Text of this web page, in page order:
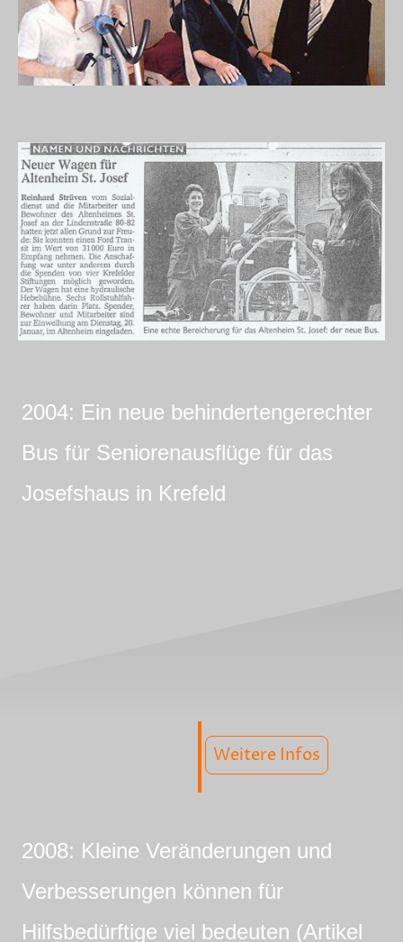
2004: Ein neue behindertengerechter
Bus für Seniorenausflüge für das
Josefshaus in Krefeld
Weitere Infos
2008: Kleine Veränderungen und
Verbesserungen können für
Hilfsbedürftige viel bedeuten (Artikel